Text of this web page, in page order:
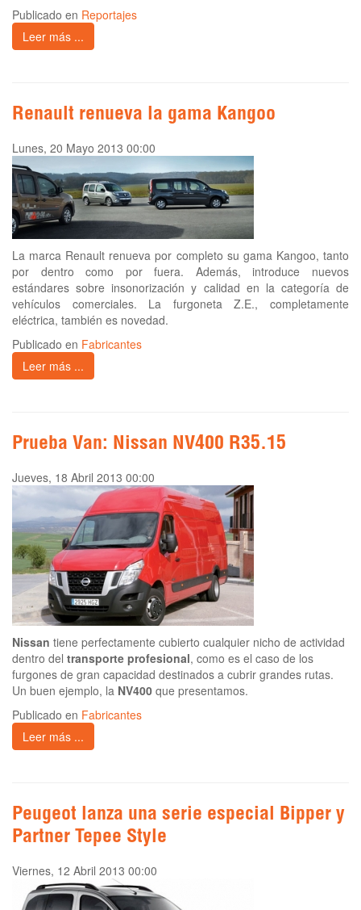
Publicado en Reportajes
Leer más ...
Renault renueva la gama Kangoo
Lunes, 20 Mayo 2013 00:00
La marca Renault renueva por completo su gama Kangoo, tanto
por dentro como por fuera. Además, introduce nuevos
estándares sobre insonorización y calidad en la categoría de
vehículos comerciales. La furgoneta Z.E., completamente
eléctrica, también es novedad.
Publicado en Fabricantes
Leer más ...
Prueba Van: Nissan NV400 R35.15
Jueves, 18 Abril 2013 00:00
Nissan tiene perfectamente cubierto cualquier nicho de actividad
dentro del transporte profesional, como es el caso de los
furgones de gran capacidad destinados a cubrir grandes rutas.
Un buen ejemplo, la NV400 que presentamos.
Publicado en Fabricantes
Leer más ...
Peugeot lanza una serie especial Bipper y
Partner Tepee Style
Viernes, 12 Abril 2013 00:00